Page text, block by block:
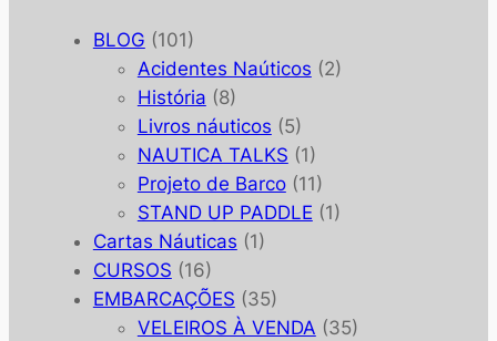
BLOG (101)
Acidentes Naúticos (2)
História (8)
Livros náuticos (5)
NAUTICA TALKS (1)
Projeto de Barco(11)
STAND UP PADDLE (1)
Cartas Náuticas (1)
CURSOS (16)
EMBARCAÇÕES (35)
VELEIROS À VENDA (35)